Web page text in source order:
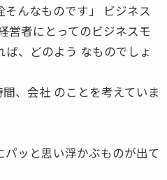
んなものです」 ビジネス
営者にとってのビジネスモ
、どのよう なものでしょ
、会社 のことを考えていま
ッと思い浮かぶものが出て